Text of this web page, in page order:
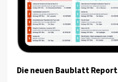
Die neuen Baublatt